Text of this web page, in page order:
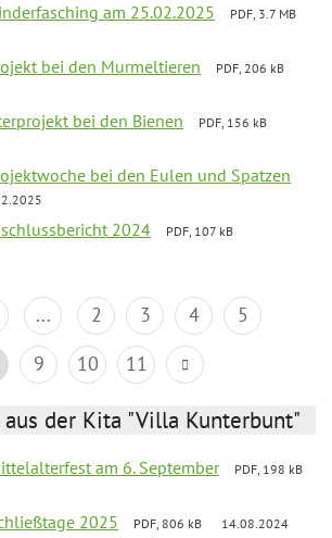
am 25.02.2025
PDF, 3.7 MB
bei den Murmeltieren
PDF, 206 kB
bei den Bienen
PDF, 156 kB
bei den Eulen und Spatzen
2024
PDF, 107 kB
... 2 3 4
5
9 10 11
der Kita "Villa Kunterbunt"
am 6. September
PDF, 198 kB
2025 PDF, 806 kB 14.08.2024